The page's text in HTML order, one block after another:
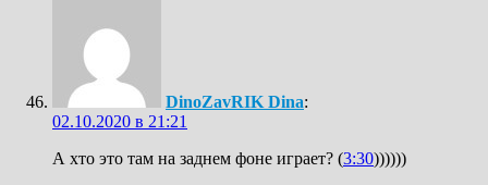
DinoZavRIK Dina:
02.10.2020 в 21:21
А хто это там на заднем фоне играет? (3:30))))))